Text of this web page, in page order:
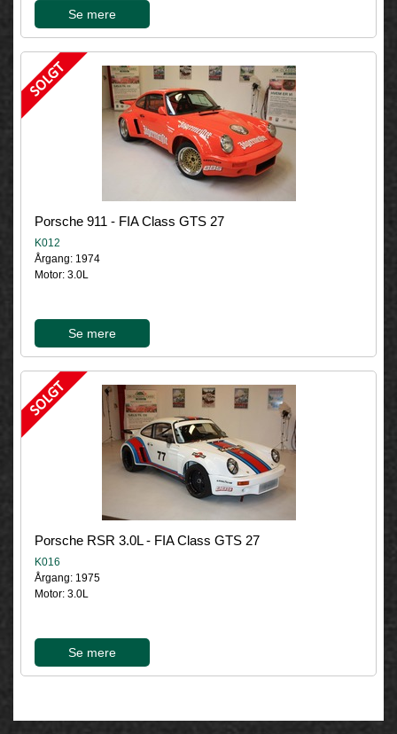
Se mere
Porsche 911 - FIA Class GTS 27
K012
Årgang: 1974
Motor: 3.0L
Se mere
Porsche RSR 3.0L - FIA Class GTS 27
K016
Årgang: 1975
Motor: 3.0L
Se mere